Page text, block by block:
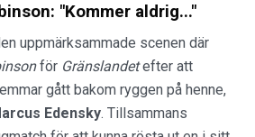
"Kommer aldrig..."
uppmärksammade scenen där
för Gränslandetefter att
gått bakom ryggen på henne,
Edensky. Tillsammans